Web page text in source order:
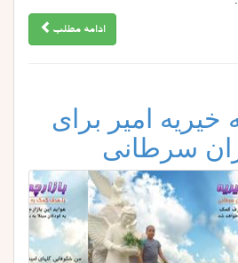
ادامه مطلب
خیریه امیر برای
سرطانی